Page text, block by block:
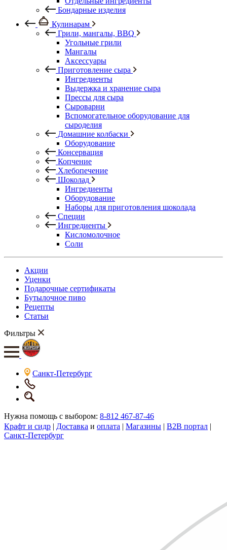
Бондарные изделия
Кулинарам
Грили, мангалы, BBQ
Угольные грили
Мангалы
Аксессуары
Приготовление сыра
Ингредиенты
Выдержка и хранение сыра
Прессы для сыра
Сыроварни
Вспомогательное оборудование для
сыроделия
Домашние колбаски
Оборудование
Консервация
Копчение
Хлебопечение
Шоколад
Ингредиенты
Оборудование
Наборы для приготовления шоколада
Специи
Ингредиенты
Кисломолочное
Соли
Акции
Уценки
Подарочные сертификаты
Бутылочное пиво
Рецепты
Статьи
Фильтры
Санкт-Петербург
Нужна помощь с выбором: 8-812 467-87-46
Крафт и сидр | Доставка и оплата | Магазины | B2B портал |
Санкт-Петербург